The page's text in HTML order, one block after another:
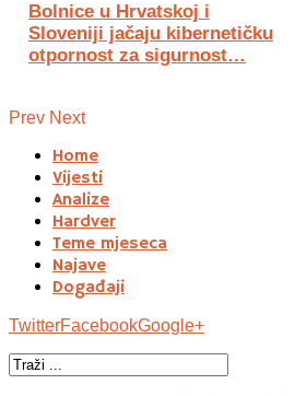
Bolnice u Hrvatskoj i
Sloveniji jačaju kibernetičku
otpornost za sigurnost…
Prev Next
Home
Vijesti
Analize
Hardver
Teme mjeseca
Najave
Događaji
TwitterFacebookGoogle+